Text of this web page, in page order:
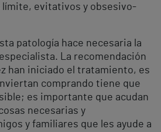
evitativos y obsesivo-
patología hace necesaria la
La recomendación
han iniciado el tratamiento, es
comprando tiene que
es importante que acudan
necesarias y
y familiares que les ayude a